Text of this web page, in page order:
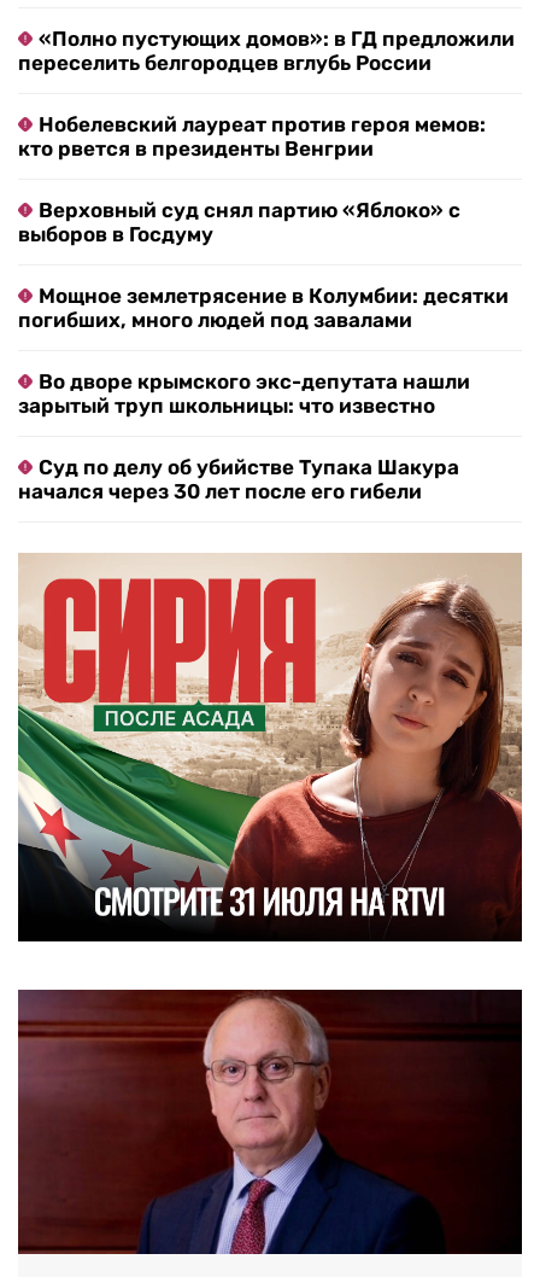
«Полно пустующих домов»: в ГД предложили
переселить белгородцев вглубь России
Нобелевский лауреат против героя мемов:
кто рвется в президенты Венгрии
Верховный суд снял партию «Яблоко» с
выборов в Госдуму
Мощное землетрясение в Колумбии: десятки
погибших, много людей под завалами
Во дворе крымского экс-депутата нашли
зарытый труп школьницы: что известно
Суд по делу об убийстве Тупака Шакура
начался через 30 лет после его гибели